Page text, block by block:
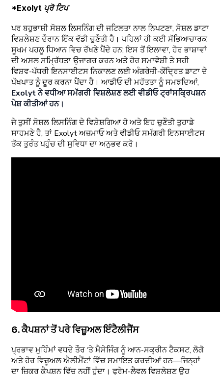
*Exolyt ਪ੍ਰੋ ਟਿਪ
ਪਰ ਬਹੁਭਾਸ਼ੀ ਸੋਸ਼ਲ ਲਿਸਨਿੰਗ ਦੀ ਜਟਿਲਤਾ ਨਾਲ ਨਿਪਟਣਾ, ਸੋਸ਼ਲ ਡਾਟਾ
ਵਿਸ਼ਲੇਸ਼ਣ ਦੌਰਾਨ ਇੱਕ ਵੱਡੀ ਚੁਣੌਤੀ ਹੈ। ਪਹਿਲਾਂ ਹੀ ਕਈ ਸੱਭਿਆਚਾਰਕ
ਸੂਖਮ ਪਹਲੂ ਧਿਆਨ ਵਿਚ ਰੱਖਣੇ ਪੈਂਦੇ ਹਨ; ਇਸ ਤੋਂ ਇਲਾਵਾ, ਹੋਰ ਭਾਸ਼ਾਵਾਂ
ਦੀ ਅਸਲ ਸਮ੍ਰਿੱਧਤਾ ਉਜਾਗਰ ਕਰਨ ਅਤੇ ਹੋਰ ਸਮਾਵੇਸ਼ੀ ਤੇ ਸਹੀ
ਵਿਸ਼ਵ-ਪੱਧਰੀ ਇਨਸਾਈਟਸ ਨਿਕਾਲਣ ਲਈ ਅੰਗਰੇਜ਼ੀ-ਕੇਂਦ੍ਰਿਤ ਡਾਟਾ ਦੇ
ਪੱਖਪਾਤ ਨੂੰ ਦੂਰ ਕਰਨਾ ਪੈਂਦਾ ਹੈ। ਆਡੀਓ ਦੀ ਮਹੱਤਤਾ ਨੂੰ ਸਮਝਦਿਆਂ,
Exolyt ਨੇ ਵਧੀਆ ਸਮੱਗਰੀ ਵਿਸ਼ਲੇਸ਼ਣ ਲਈ ਵੀਡੀਓ ਟ੍ਰਾਂਸਕ੍ਰਿਪਸ਼ਨ
ਪੇਸ਼ ਕੀਤੀਆਂ ਹਨ।
ਜੇ ਤੁਸੀਂ ਸੋਸ਼ਲ ਲਿਸਨਿੰਗ ਦੇ ਵਿਸ਼ੇਸ਼ਗਿਆ ਹੋ ਅਤੇ ਇਹ ਚੁਣੌਤੀ ਤੁਹਾਡੇ
ਸਾਹਮਣੇ ਹੈ, ਤਾਂ Exolyt ਅਜ਼ਮਾਓ ਅਤੇ ਵੀਡੀਓ ਸਮੱਗਰੀ ਇਨਸਾਈਟਸ
ਤੱਕ ਤੁਰੰਤ ਪਹੁੰਚ ਦੀ ਸੁਵਿਧਾ ਦਾ ਅਨੁਭਵ ਕਰੋ।
6. ਕੈਪਸ਼ਨਾਂ ਤੋਂ ਪਰੇ ਵਿਜ਼ੂਅਲ ਇੰਟੈਲੀਜੈਂਸ
ਪ੍ਰਭਾਵ ਮੁਹਿੰਮਾਂ ਵਧਦੇ ਤੌਰ ‘ਤੇ ਮੈਸੇਜਿੰਗ ਨੂੰ ਆਨ-ਸਕ੍ਰੀਨ ਟੈਕਸਟ, ਲੋਗੋ
ਅਤੇ ਹੋਰ ਵਿਜ਼ੂਅਲ ਐਲੀਮੈਂਟਾਂ ਵਿੱਚ ਸਮਾਇਤ ਕਰਦੀਆਂ ਹਨ—ਜਿਨ੍ਹਾਂ
ਦਾ ਜ਼ਿਕਰ ਕੈਪਸ਼ਨ ਵਿੱਚ ਨਹੀਂ ਹੁੰਦਾ। ਫ੍ਰੇਮ-ਲੈਵਲ ਵਿਸ਼ਲੇਸ਼ਣ ਉਹ